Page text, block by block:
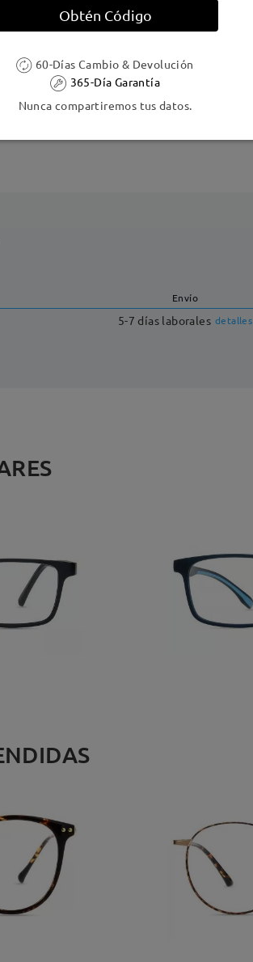
de lentes: 53 mm
Envío
5-7 días laborales detalles
Obtén Código
60-Días Cambio & Devolución
365-Día Garantía
Nunca compartiremos tus datos.